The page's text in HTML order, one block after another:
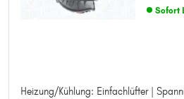
Sofort
Heizung/Kühlung: Einfachlüfter |
Heizung/Kühlung: Einfachlüfter